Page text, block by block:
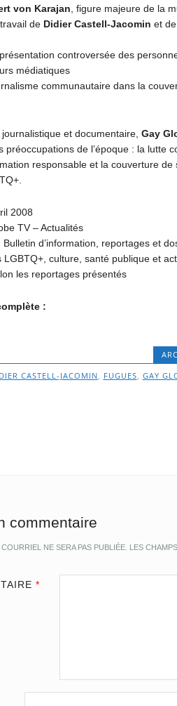
von Karajan , figure majeure de la
de Didier Castell-Jacomin et
controversée des
médiatiques
communautaire dans la
et documentaire, Gay
préoccupations de l’époque : la lutte
responsable et la couverture
2008
TV – Actualités
Bulletin d’information, reportages et
LGBTQ+, culture, santé publique et
les reportages présentés
:
CASTELL-JACOMIN, FUGUES, GAY
commentaire
NE SERA PAS PUBLIÉE. LES
*